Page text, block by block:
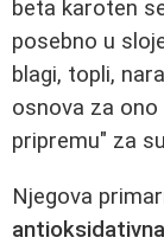
beta karoten
posebno u
blagi, topli,
osnova za
pripremu" za
Njegova
antioksidativna